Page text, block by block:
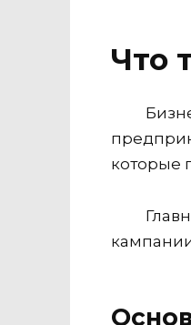
Что
которые